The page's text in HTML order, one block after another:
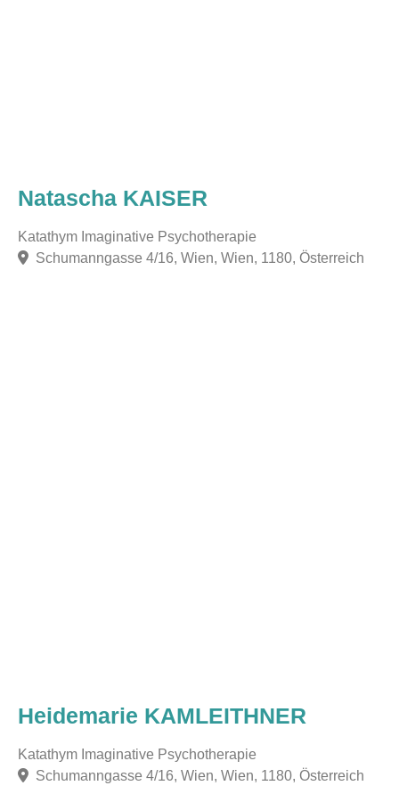
Natascha KAISER
Katathym Imaginative Psychotherapie
Schumanngasse 4/16, Wien, Wien, 1180, Österreich
Heidemarie KAMLEITHNER
Katathym Imaginative Psychotherapie
Schumanngasse 4/16, Wien, Wien, 1180, Österreich